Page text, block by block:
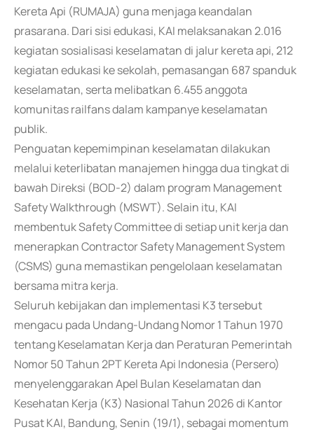
Kereta Api (RUMAJA) guna menjaga keandalan
prasarana. Dari sisi edukasi, KAI melaksanakan 2.016
kegiatan sosialisasi keselamatan di jalur kereta api, 212
kegiatan edukasi ke sekolah, pemasangan 687 spanduk
keselamatan, serta melibatkan 6.455 anggota
komunitas railfans dalam kampanye keselamatan
publik.
Penguatan kepemimpinan keselamatan dilakukan
melalui keterlibatan manajemen hingga dua tingkat di
bawah Direksi (BOD-2) dalam program Management
Safety Walkthrough (MSWT). Selain itu, KAI
membentuk Safety Committee di setiap unit kerja dan
menerapkan Contractor Safety Management System
(CSMS) guna memastikan pengelolaan keselamatan
bersama mitra kerja.
Seluruh kebijakan dan implementasi K3 tersebut
mengacu pada Undang-Undang Nomor 1 Tahun 1970
tentang Keselamatan Kerja dan Peraturan Pemerintah
Nomor 50 Tahun 2PT Kereta Api Indonesia (Persero)
menyelenggarakan Apel Bulan Keselamatan dan
Kesehatan Kerja (K3) Nasional Tahun 2026 di Kantor
Pusat KAI, Bandung, Senin (19/1), sebagai momentum